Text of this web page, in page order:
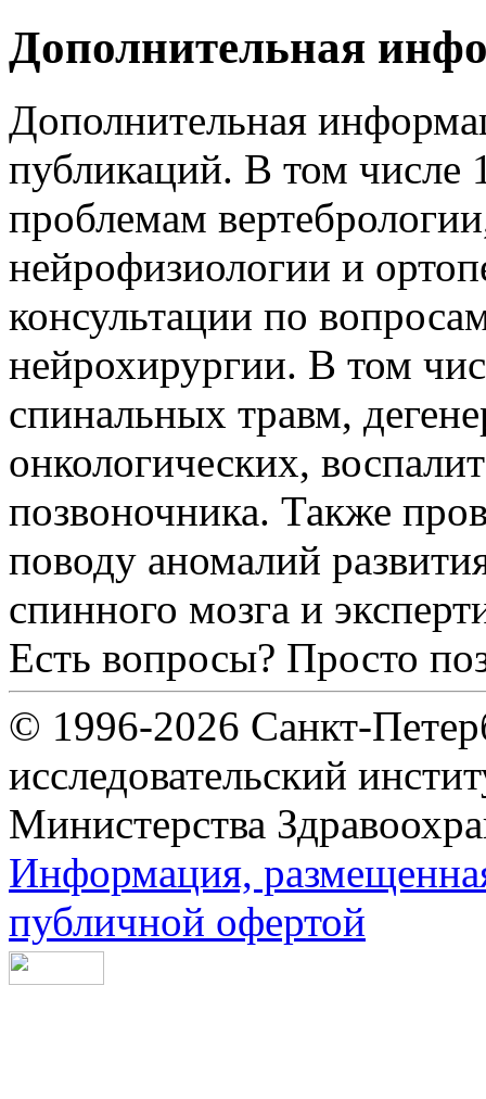
Дополнительная
Дополнительная
публикаций. В том
проблемам
нейрофизиологии и
консультации по
нейрохирургии. В том
спинальных травм,
онкологических,
позвоночника. Также
поводу аномалий
спинного мозга и
Есть вопросы? Просто
© 1996-2026 Санкт-
исследовательский
Министерства
Информация,
публичной офертой